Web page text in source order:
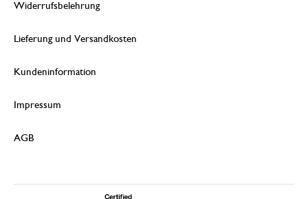
Widerrufsbelehrung
Lieferung und Versandkosten
Kundeninformation
Impressum
AGB